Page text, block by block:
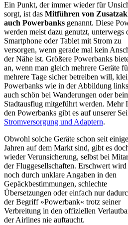
Ein Punkt, der immer wieder für
sorgt, ist das Mitführen von
auch Powerbanks genannt. Diese
werden meist dazu genutzt, unterwegs
Smartphone oder Tablet mit Strom zu
versorgen, wenn gerade mal kein
der Nähe ist. Größere Powerbanks
an, wenn man gleich mehrere Geräte
mehrere Tage sicher betreiben will,
Powerbanks wie in der Abbildung
auch schön bei Wanderungen oder
Stadtausflug mitgeführt werden. Mehr
den Powerbanks gibt es auf unserer
Stromversorgung und Adaptern.
Obwohl solche Geräte schon seit
Jahren auf dem Markt sind, gibt es
wieder Verunsicherung, selbst bei
der Fluggesellschaften. Erschwert wird
noch durch unklare Angaben in den
Gepäckbestimmungen, schlechte
Übersetzungen oder einfach nur
der Begriff »Powerbank« trotz seiner
Verbreitung in den offiziellen
der Airlines nie auftaucht.